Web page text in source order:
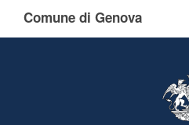
Comune di Genova